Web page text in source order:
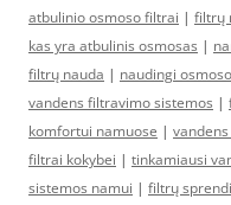
atbulinio osmoso filtrai | filtrų
kas yra atbulinis osmosas |
filtrų nauda | naudingi
vandens filtravimo sistemos |
komfortui namuose |
filtrai kokybei | tinkamiausi
sistemos namui | filtrų